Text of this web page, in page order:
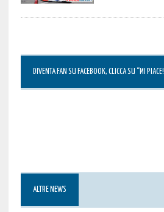
DIVENTA FAN SU FACEBOOK, CLICCA SU “MI PIACE!”
ALTRE NEWS